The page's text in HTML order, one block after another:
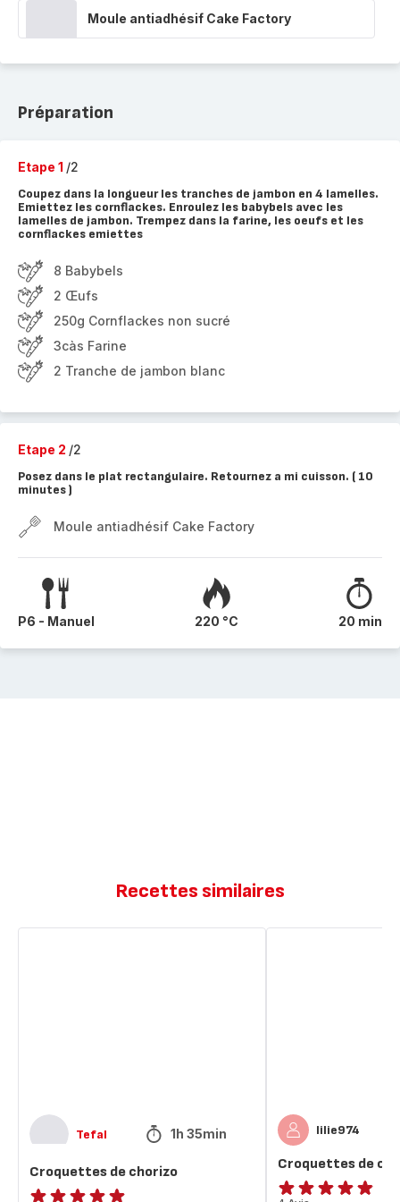
Moule antiadhésif Cake Factory
Préparation
Etape 1 /2
Coupez dans la longueur les tranches de jambon en 4 lamelles.
Emiettez les cornflackes. Enroulez les babybels avec les
lamelles de jambon. Trempez dans la farine, les oeufs et les
cornflackes emiettes
8 Babybels
2 Œufs
250g Cornflackes non sucré
3càs Farine
2 Tranche de jambon blanc
Etape 2 /2
Posez dans le plat rectangulaire. Retournez a mi cuisson. ( 10
minutes )
Moule antiadhésif Cake Factory
P6 - Manuel 220 °C 20 min
Recettes similaires
Tefal 1h 35min
Croquettes de chorizo
lilie974
Croquettes de